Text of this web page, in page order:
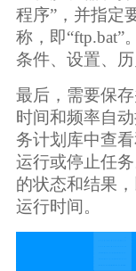
程序”，并指定
称，即“ftp.bat”
条件、设置、历
最后，需要保
时间和频率自
务计划库中查
运行或停止任
的状态和结果
运行时间。